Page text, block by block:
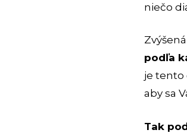
niečo
podľa
je tento
aby sa
Tak